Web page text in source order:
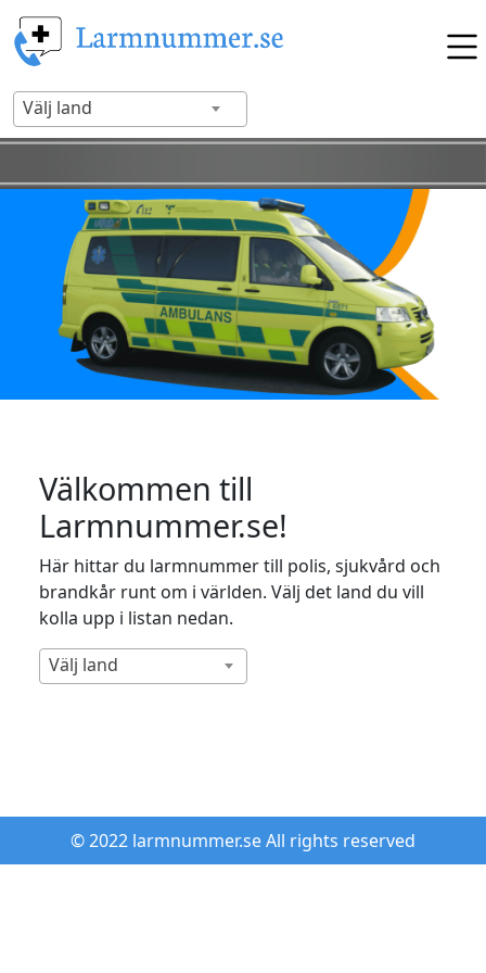
Välj land
Välkommen till
Larmnummer.se!
Här hittar du larmnummer till polis, sjukvård och
brandkår runt om i världen. Välj det land du vill
kolla upp i listan nedan.
Välj land
© 2022 larmnummer.se All rights reserved